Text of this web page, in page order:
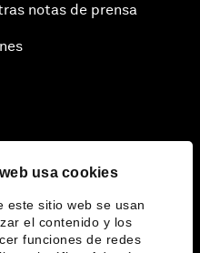
usa cookies
este sitio web se usan
el contenido y los
funciones de redes
notas de prensa